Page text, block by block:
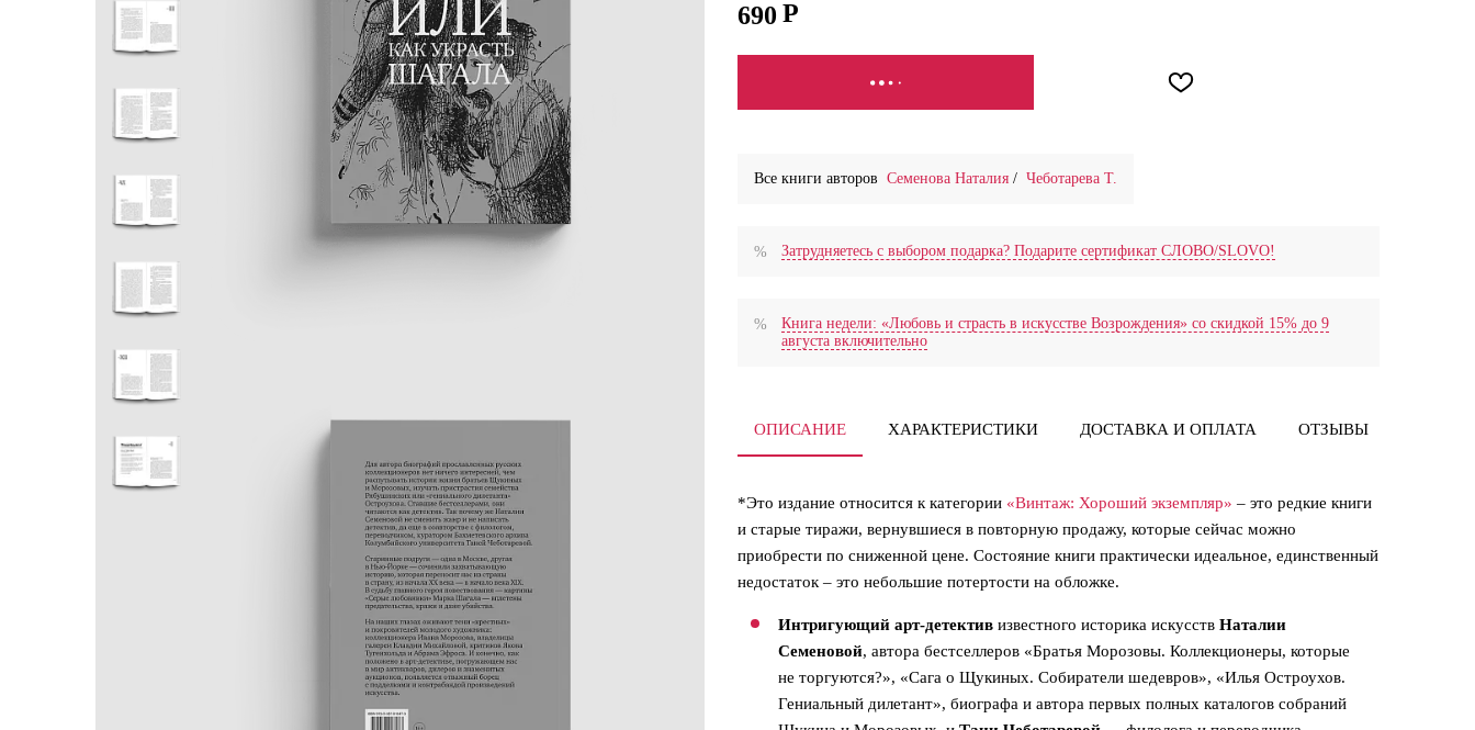
690
СООБЩИТЬ О ПОСТУПЛЕНИИ
Все книги авторов Семенова Наталия / Чеботарева Т.
Затрудняетесь с выбором подарка? Подарите сертификат СЛОВО/SLOVO!
Книга недели: «Любовь и страсть в искусстве Возрождения» со скидкой 15% до 9
августа включительно
ОПИСАНИЕ ХАРАКТЕРИСТИКИ ДОСТАВКА И ОПЛАТА ОТЗЫВЫ
*Это издание относится к категории «Винтаж: Хороший экземпляр» – это редкие книги
и старые тиражи, вернувшиеся в повторную продажу, которые сейчас можно
приобрести по сниженной цене. Состояние книги практически идеальное, единственный
недостаток – это небольшие потертости на обложке.
Интригующий арт-детектив известного историка искусств Наталии
Семеновой, автора бестселлеров «Братья Морозовы. Коллекционеры, которые
не торгуются?», «Сага о Щукиных. Собиратели шедевров», «Илья Остроухов.
Гениальный дилетант», биографа и автора первых полных каталогов собраний